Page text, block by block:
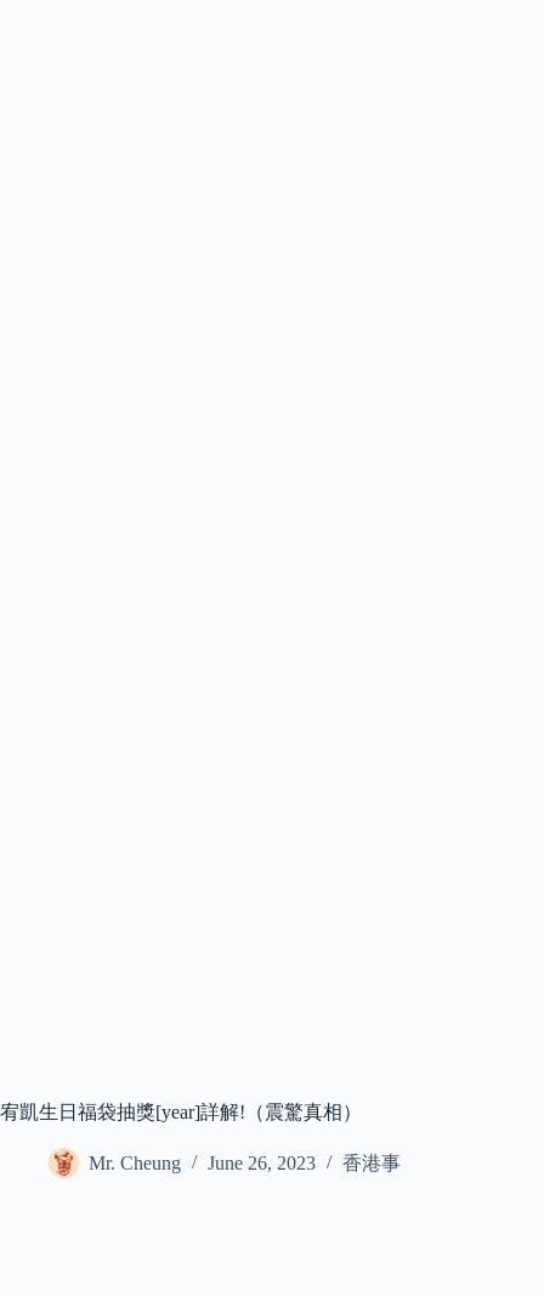
宥凱生日福袋抽獎[year]詳解!（震驚真相）
Mr. Cheung June 26, 2023 香港事